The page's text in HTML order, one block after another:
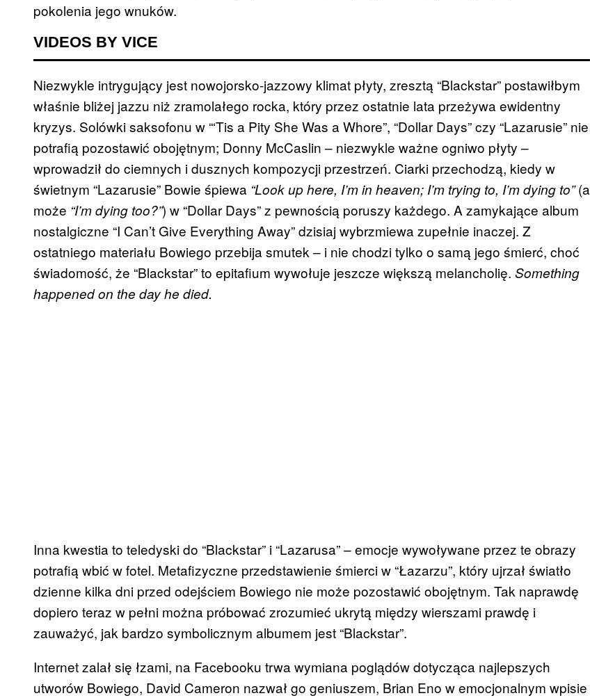
pokolenia jego wnuków.
VIDEOS BY VICE
Niezwykle intrygujący jest nowojorsko-jazzowy klimat płyty, zresztą “Blackstar” postawiłbym
właśnie bliżej jazzu niż zramolałego rocka, który przez ostatnie lata przeżywa ewidentny
kryzys. Solówki saksofonu w “‘Tis a Pity She Was a Whore”, “Dollar Days” czy “Lazarusie” nie
potrafią pozostawić obojętnym; Donny McCaslin – niezwykle ważne ogniwo płyty –
wprowadził do ciemnych i dusznych kompozycji przestrzeń. Ciarki przechodzą, kiedy w
świetnym “Lazarusie” Bowie śpiewa “Look up here, I’m in heaven; I’m trying to, I’m dying to”(a
może “I’m dying too?”) w “Dollar Days” z pewnością poruszy każdego. A zamykające album
nostalgiczne “I Can’t Give Everything Away” dzisiaj wybrzmiewa zupełnie inaczej. Z
ostatniego materiału Bowiego przebija smutek – i nie chodzi tylko o samą jego śmierć, choć
świadomość, że “Blackstar” to epitafium wywołuje jeszcze większą melancholię. Something
happened on the day he died.
Inna kwestia to teledyski do “Blackstar” i “Lazarusa” – emocje wywoływane przez te obrazy
potrafią wbić w fotel. Metafizyczne przedstawienie śmierci w “Łazarzu”, który ujrzał światło
dzienne kilka dni przed odejściem Bowiego nie może pozostawić obojętnym. Tak naprawdę
dopiero teraz w pełni można próbować zrozumieć ukrytą między wierszami prawdę i
zauważyć, jak bardzo symbolicznym albumem jest “Blackstar”.
Internet zalał się łzami, na Facebooku trwa wymiana poglądów dotycząca najlepszych
utworów Bowiego, David Cameron nazwał go geniuszem, Brian Eno w emocjonalnym wpisie